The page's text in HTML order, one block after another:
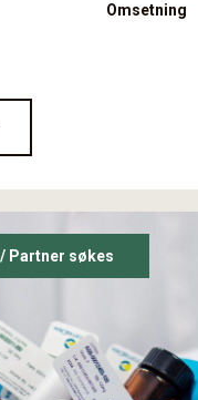
Omsetning
Partner søkes